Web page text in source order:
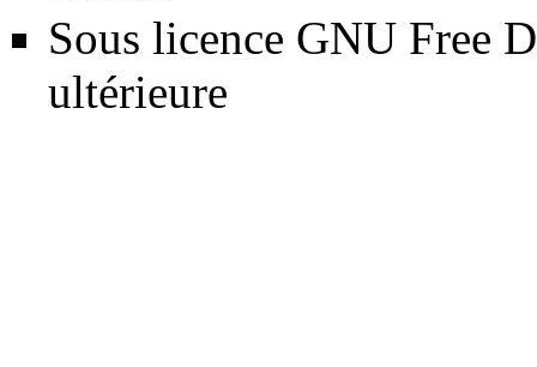
Sous licence GNU Free
ultérieure